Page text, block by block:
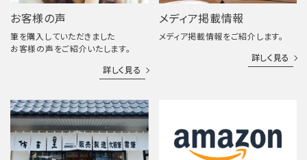
お客様の声
筆を購入していただきました
お客様の声をご紹介いたします。
詳しく見る
メディア掲載情報
メディア掲載情報をご紹介します。
詳しく見る